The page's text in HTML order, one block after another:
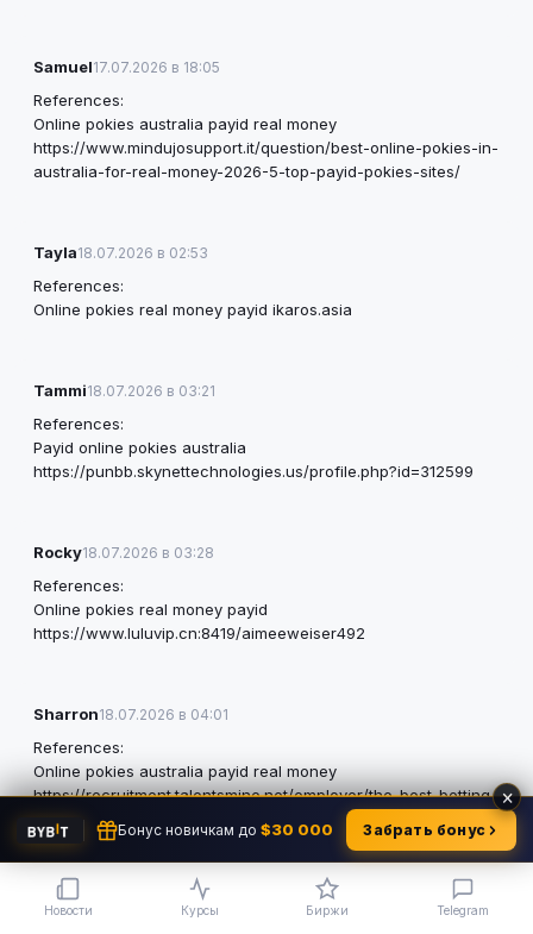
Samuel17.07.2026 в 18:05
References:
Online pokies australia payid real money
https://www.mindujosupport.it/question/best-online-pokies-in-
australia-for-real-money-2026-5-top-payid-pokies-sites/
Tayla18.07.2026 в 02:53
References:
Online pokies real money payid ikaros.asia
Tammi18.07.2026 в 03:21
References:
Payid online pokies australia
https://punbb.skynettechnologies.us/profile.php?id=312599
Rocky18.07.2026 в 03:28
References:
Online pokies real money payid
https://www.luluvip.cn:8419/aimeeweiser492
Sharron18.07.2026 в 04:01
References:
Online pokies australia payid real money
https://recruitment.talentsmine.net/employer/the-best-betting-
website-in-australia/
Leoma 18.07.2026 в 08:48
×
Бонус новичкам до $30 000 Забрать бонус
Новости Курсы Биржи Telegram